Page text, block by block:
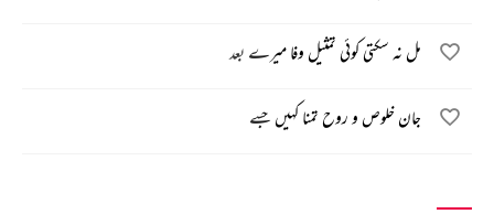
مل نہ سکتی کوئی تمثیل وفا میرے بعد
جان خلوص و روح تمنا کہیں جسے